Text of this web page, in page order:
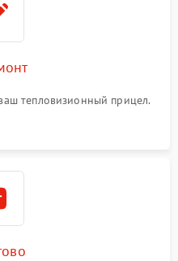
тепловизионный прицел.